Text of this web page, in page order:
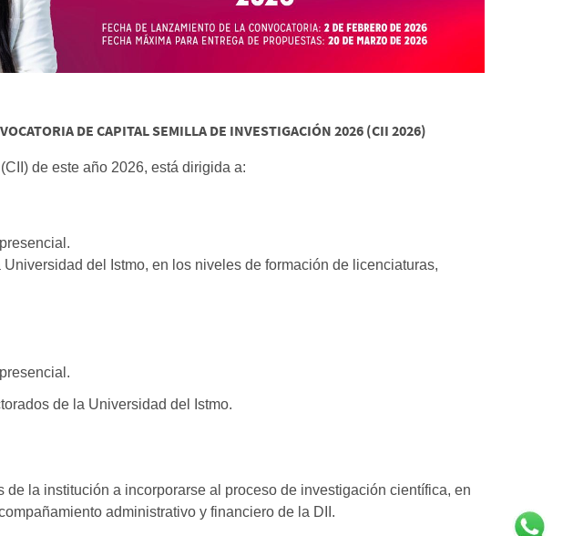
DE CAPITAL SEMILLA DE INVESTIGACIÓN 2026 (CII 2026)
de este año 2026, está dirigida a:
del Istmo, en los niveles de formación de licenciaturas,
de la Universidad del Istmo.
de la institución a incorporarse al proceso de investigación científica, en
administrativo y financiero de la DII.